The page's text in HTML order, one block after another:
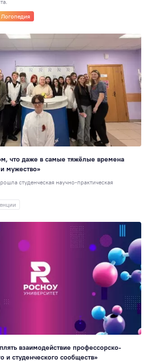
Логопедия
что даже в самые тяжёлые времена
мужество»
студенческая научно-практическая
взаимодействие профессорско-
и студенческого сообществ»